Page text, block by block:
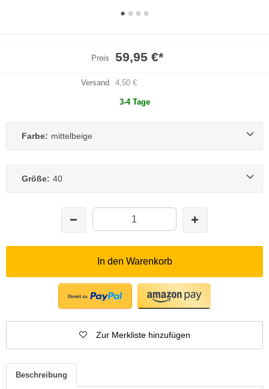
Preis 59,95 €*
Versand 4,50 €
3-4 Tage
Farbe: mittelbeige
Größe: 40
In den Warenkorb
Zur Merkliste hinzufügen
Beschreibung